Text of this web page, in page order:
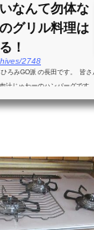
なんて勿体な
グリル料理は
！
2748
ろみGO派 の長田です。 皆さ
汁じゅわーのハンバーグです
は焼き担当です）まず例外な